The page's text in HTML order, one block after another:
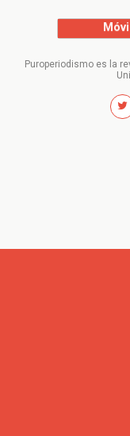
Móvil
Puroperiodismo es la